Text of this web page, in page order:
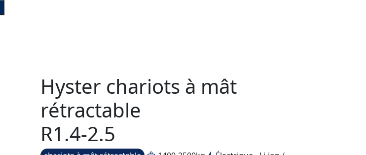
Hyster chariots à mât
rétractable
R1.4-2.5